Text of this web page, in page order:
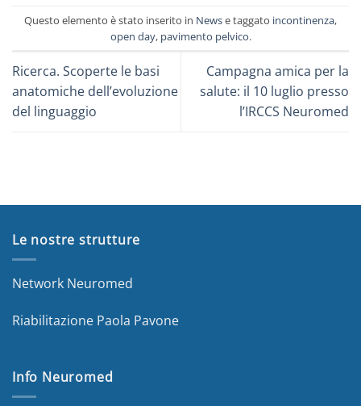
Questo elemento è stato inserito in Newse taggato incontinenza,
open day, pavimento pelvico.
Ricerca. Scoperte le basi
anatomiche dell’evoluzione
del linguaggio
Campagna amica per la
salute: il 10 luglio presso
l’IRCCS Neuromed
Le nostre strutture
Network Neuromed
Riabilitazione Paola Pavone
Info Neuromed